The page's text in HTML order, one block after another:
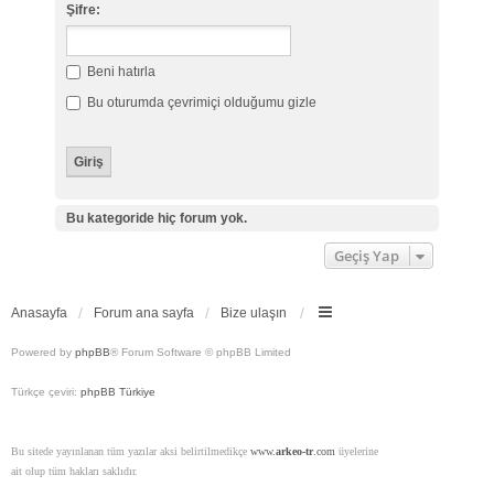
Şifre:
Beni hatırla
Bu oturumda çevrimiçi olduğumu gizle
Bu kategoride hiç forum yok.
Geçiş Yap
Anasayfa Forum ana sayfa Bize ulaşın
Powered by phpBB® Forum Software © phpBB Limited
Türkçe çeviri: phpBB Türkiye
Bu sitede yayınlanan tüm yazılar aksi belirtilmedikçe www.arkeo-tr.com üyelerine
ait olup tüm hakları saklıdır.